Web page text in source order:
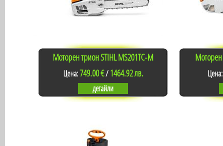
Моторен трион STIHL MS201TC-M
Цена:749.00 €/1464.92 лв.
детайли
Моторен